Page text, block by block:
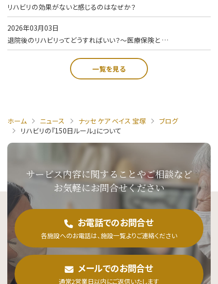
リハビリの効果がないと感じるのはなぜか？
2026年03月03日
退院後のリハビリってどうすればいい？～医療保険と …
一覧を見る
ホーム ニュース ナッセ ケア ベイス 宝塚
ブログ
リハビリの『150日ルール』について
サービス内容に関することやご相談など
お気軽にお問合せください
お電話でのお問合せ
各施設へのお電話は、施設一覧よりご連絡ください
メールでのお問合せ
通常2営業日以内にご返信いたします